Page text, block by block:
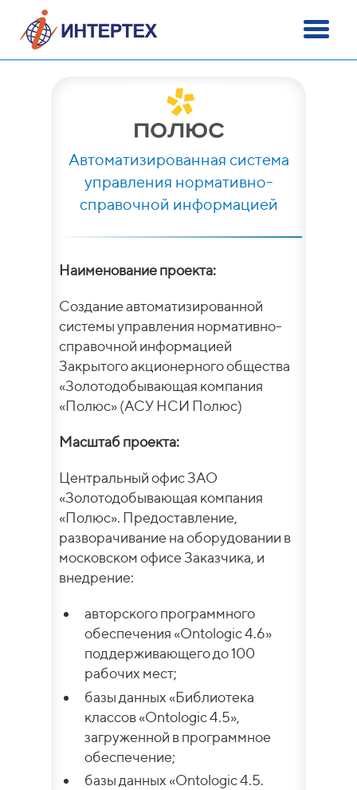
Автоматизированная система
управления нормативно-
справочной информацией
Наименование проекта:
Создание автоматизированной
системы управления нормативно-
справочной информацией
Закрытого акционерного общества
«Золотодобывающая компания
«Полюс» (АСУ НСИ Полюс)
Масштаб проекта:
Центральный офис ЗАО
«Золотодобывающая компания
«Полюс». Предоставление,
разворачивание на оборудовании в
московском офисе Заказчика, и
внедрение:
авторского программного
обеспечения «Ontologic 4.6»
поддерживающего до 100
рабочих мест;
базы данных «Библиотека
классов «Ontologic 4.5»,
загруженной в программное
обеспечение;
базы данных «Ontologic 4.5.